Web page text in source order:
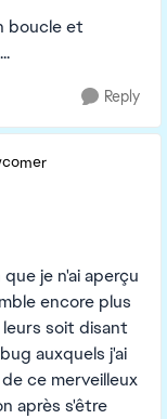
boucle et
Reply
je n'ai aperçu
encore plus
soit disant
auxquels j'ai
ce merveilleux
après s'être